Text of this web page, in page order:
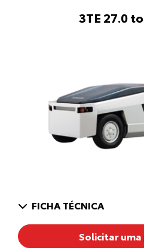
3TE 27.0
FICHA TÉCNICA
Solicitar